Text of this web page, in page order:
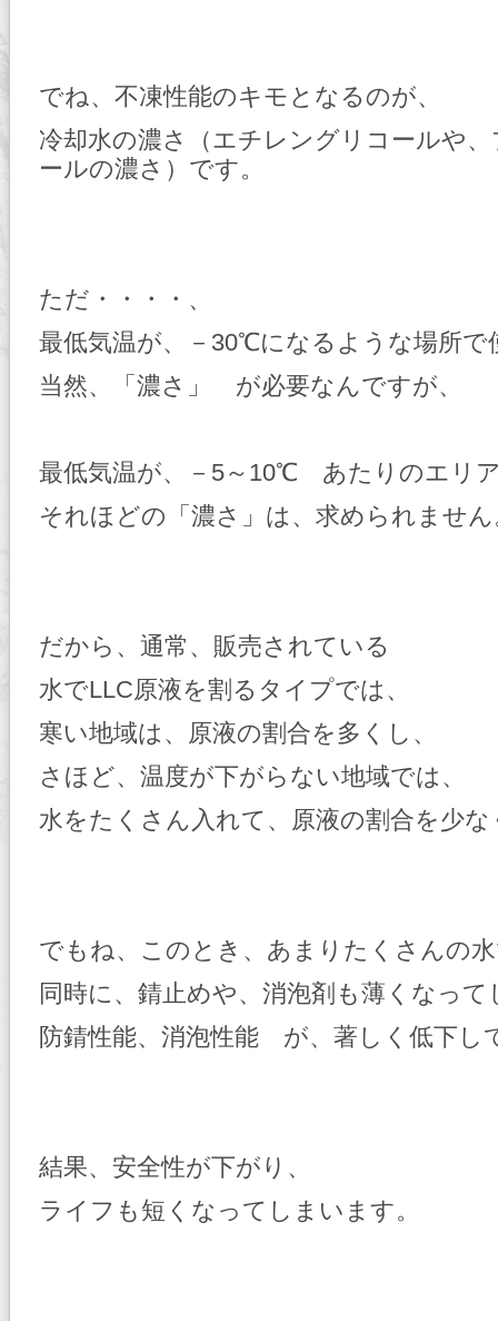
でね、不凍性能のキモとなるのが、
冷却水の濃さ（エチレングリコールや
ールの濃さ）です。
ただ・・・・、
最低気温が、－30℃になるような場所で
当然、「濃さ」 が必要なんですが、
最低気温が、－5～10℃ あたりのエリ
それほどの「濃さ」は、求められません
だから、通常、販売されている
水でLLC原液を割るタイプでは、
寒い地域は、原液の割合を多くし、
さほど、温度が下がらない地域では、
水をたくさん入れて、原液の割合を少
でもね、このとき、あまりたくさんの
同時に、錆止めや、消泡剤も薄くなって
防錆性能、消泡性能 が、著しく低下し
結果、安全性が下がり、
ライフも短くなってしまいます。